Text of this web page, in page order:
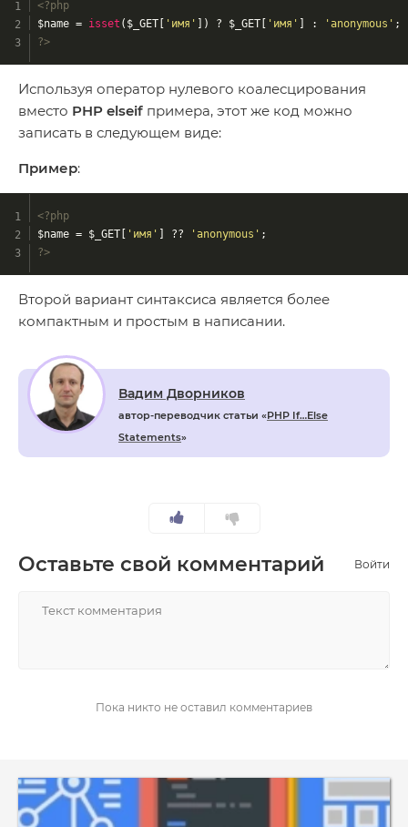
<?php
$name = isset ($_GET[ 'имя' ]) ? $_GET[ 'имя' ] : 'anonymous' ;
?>
Используя оператор нулевого коалесцирования
вместо PHP elseif примера, этот же код можно
записать в следующем виде:
Пример:
<?php
$name = $_GET[
'имя' ] ?? 'anonymous' ;
?>
Второй вариант синтаксиса является более
компактным и простым в написании.
Вадим Дворников
автор-переводчик статьи «PHP If…Else
Statements»
Оставьте свой комментарий Войти
Пока никто не оставил комментариев